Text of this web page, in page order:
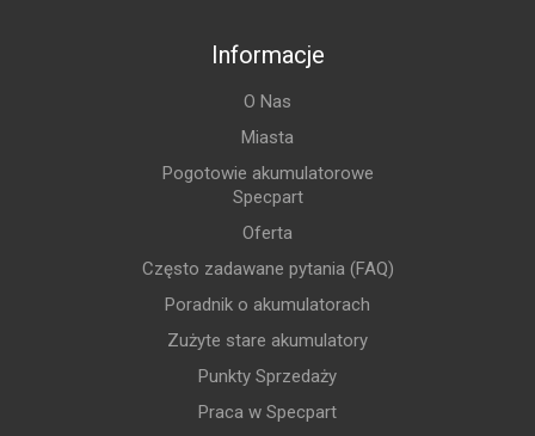
Informacje
O Nas
Miasta
Pogotowie akumulatorowe
Specpart
Oferta
Często zadawane pytania (FAQ)
Poradnik o akumulatorach
Zużyte stare akumulatory
Punkty Sprzedaży
Praca w Specpart